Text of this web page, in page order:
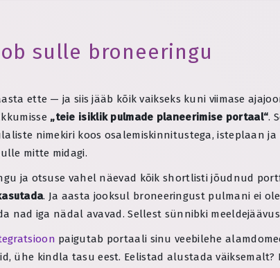
sulle broneeringu
ette — ja siis jääb kõik vaikseks kuni viimase
„teie isiklik pulmade planeerimise portaal“.
nimekiri koos osalemiskinnitustega, isteplaan
mitte midagi.
ja otsuse vahel näevad kõik shortlisti jõudnud
. Ja aasta jooksul broneeringust pulmani ei
nad iga nädal avavad. Sellest sünnibki
paigutab portaali sinu veebilehe
ühe kindla tasu eest. Eelistad alustada